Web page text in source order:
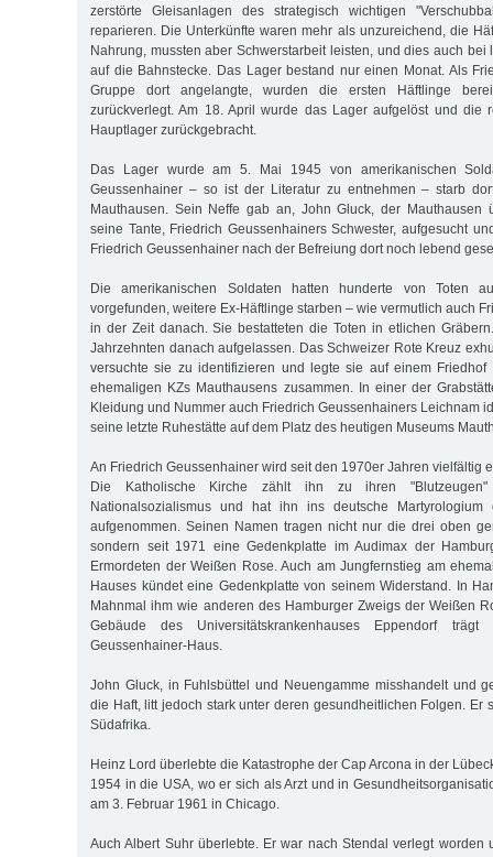
zerstörte Gleisanlagen des strategisch wichtigen
reparieren. Die Unterkünfte waren mehr als unzureichend, die
Nahrung, mussten aber Schwerstarbeit leisten, und dies auch bei
auf die Bahnstecke. Das Lager bestand nur einen Monat. Als
Gruppe dort angelangte, wurden die ersten Häftlinge
zurückverlegt. Am 18. April wurde das Lager aufgelöst und die
Hauptlager zurückgebracht.
Das Lager wurde am 5. Mai 1945 von amerikanischen
Geussenhainer – so ist der Literatur zu entnehmen – starb
Mauthausen. Sein Neffe gab an, John Gluck, der Mauthausen
seine Tante, Friedrich Geussenhainers Schwester, aufgesucht
Friedrich Geussenhainer nach der Befreiung dort noch lebend
Die amerikanischen Soldaten hatten hunderte von Toten
vorgefunden, weitere Ex-Häftlinge starben – wie vermutlich auch
in der Zeit danach. Sie bestatteten die Toten in etlichen
Jahrzehnten danach aufgelassen. Das Schweizer Rote Kreuz
versuchte sie zu identifizieren und legte sie auf einem
ehemaligen KZs Mauthausens zusammen. In einer der
Kleidung und Nummer auch Friedrich Geussenhainers Leichnam
seine letzte Ruhestätte auf dem Platz des heutigen Museums
An Friedrich Geussenhainer wird seit den 1970er Jahren vielfältig
Die Katholische Kirche zählt ihn zu ihren
Nationalsozialismus und hat ihn ins deutsche Martyrologium
aufgenommen. Seinen Namen tragen nicht nur die drei oben
sondern seit 1971 eine Gedenkplatte im Audimax der
Ermordeten der Weißen Rose. Auch am Jungfernstieg am
Hauses kündet eine Gedenkplatte von seinem Widerstand. In
Mahnmal ihm wie anderen des Hamburger Zweigs der Weißen
Gebäude des Universitätskrankenhauses Eppendorf
Geussenhainer-Haus.
John Gluck, in Fuhlsbüttel und Neuengamme misshandelt und
die Haft, litt jedoch stark unter deren gesundheitlichen Folgen. Er
Südafrika.
Heinz Lord überlebte die Katastrophe der Cap Arcona in der
1954 in die USA, wo er sich als Arzt und in
am 3. Februar 1961 in Chicago.
Auch Albert Suhr überlebte. Er war nach Stendal verlegt worden